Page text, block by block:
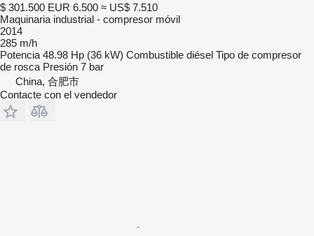
$ 301.500 EUR 6.500 ≈ US$ 7.510
Maquinaria industrial - compresor móvil
2014
285 m/h
Potencia 48.98 Hp (36 kW) Combustible diésel Tipo de compresor
de rosca Presión 7 bar
China, 合肥市
Contacte con el vendedor